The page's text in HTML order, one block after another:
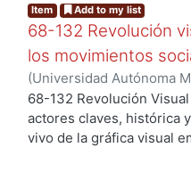
Item Add to my list
68-132 Revolución
los movimientos
(Universidad Autónoma
Ortiz Leroux, Jorge
Vega, Jorge;Del Castillo
Casas, Arnulfo;Tamayo,
68-132 Revolución
actores claves, histórica
vivo de la gráfica visual